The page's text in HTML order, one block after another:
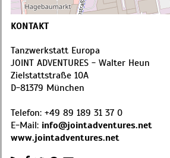
KONTAKT
Tanzwerkstatt Europa
JOINT ADVENTURES - Walter Heun
Zielstattstraße 10A
D-81379 München
Telefon: +49 89 189 31 37 0
E-Mail: info@jointadventures.net
www.jointadventures.net